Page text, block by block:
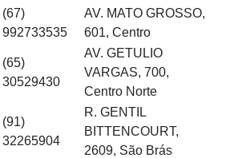
(67)
992733535
AV. MATO GROSSO,
601, Centro
(65)
30529430
AV. GETULIO
VARGAS, 700,
Centro Norte
(91)
32265904
R. GENTIL
BITTENCOURT,
2609, São Brás